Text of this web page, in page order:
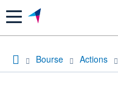
Menu
Bourse Actions